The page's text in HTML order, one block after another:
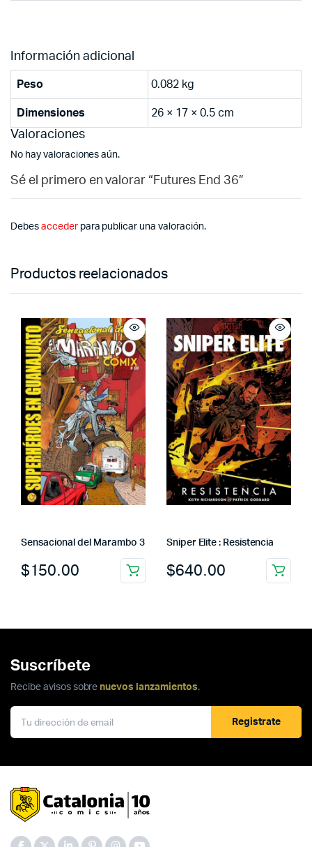
Información adicional
Peso 0.082 kg
Dimensiones 26 × 17 × 0.5 cm
Valoraciones
No hay valoraciones aún.
Sé el primero en valorar “Futures End 36”
Debes accederpara publicar una valoración.
Productos reelacionados
Sensacional del Marambo 3
$150.00
Sniper Elite : Resistencia
$640.00
Suscríbete
Recibe avisos sobre nuevos lanzamientos.
Registrate